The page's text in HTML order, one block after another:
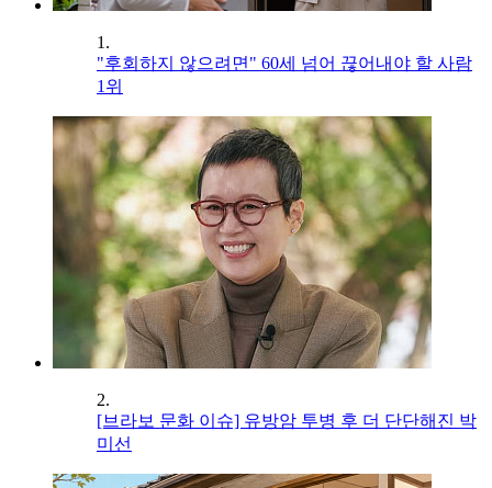
1.
"후회하지 않으려면" 60세 넘어 끊어내야 할 사람
1위
2.
[브라보 문화 이슈] 유방암 투병 후 더 단단해진 박
미선